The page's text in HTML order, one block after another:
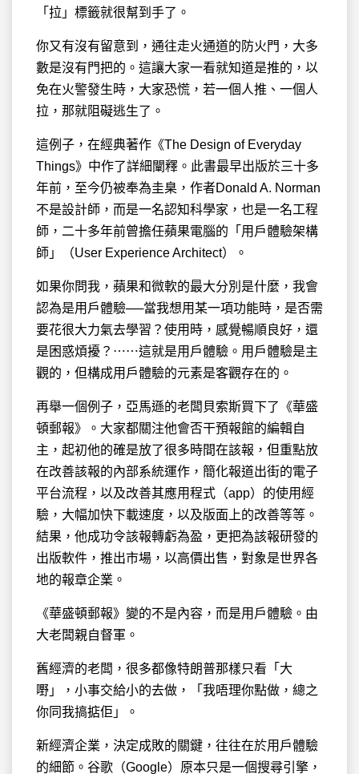
「拉」標籤就很幫到手了。
你又有沒有留意到，通往走火通道的防火門，大多
數是沒有門把的。這讓大家一看就知道是推的，以
免在火警發生時，大家恐慌，若一個人推、一個人
拉，那就阻礙逃生了。
這例子，在經典著作《The Design of Everyday
Things》中作了詳細闡釋。此書最早出版於三十多
年前，至今仍被奉為圭臬，作者Donald A. Norman
不是設計師，而是一名認知科學家，也是一名工程
師，二十多年前曾擔任蘋果電腦的「用戶體驗架構
師」（User Experience Architect）。
如果你問我，蘋果和微軟的最大分別是什麼，我會
認為是用戶體驗──當我想用某一項功能時，是否需
要花很大力氣去學習？使用時，感覺暢順良好，還
是困惑煩擾？⋯⋯這就是用戶體驗。用戶體驗是主
觀的，但構成用戶體驗的元素是客觀存在的。
再舉一個例子，亞馬遜的老闆貝索斯買下了《華盛
頓郵報》。大家都關注他會否干預報館的編輯自
主，起初他的確是放了很多時間在該報，但重點放
在改善該報的內部系統運作，簡化報道出街的電子
平台流程，以及改善其應用程式（app）的使用經
驗，大幅加快下載速度，以及版面上的改善等等。
結果，他成功令該報轉虧為盈，更把為該報研發的
出版軟件，推出市場，以高價出售，對象是世界各
地的報章企業。
《華盛頓郵報》變的不是內容，而是用戶體驗。由
大老闆親自督軍。
舊經濟的老闆，很多都像特朗普那樣只看「大
嘢」，小事交給小的去做，「我唔理你點做，總之
你同我搞掂佢」。
新經濟企業，決定成敗的關鍵，往往在於用戶體驗
的細節。谷歌（Google）原本只是一個搜尋引擎，